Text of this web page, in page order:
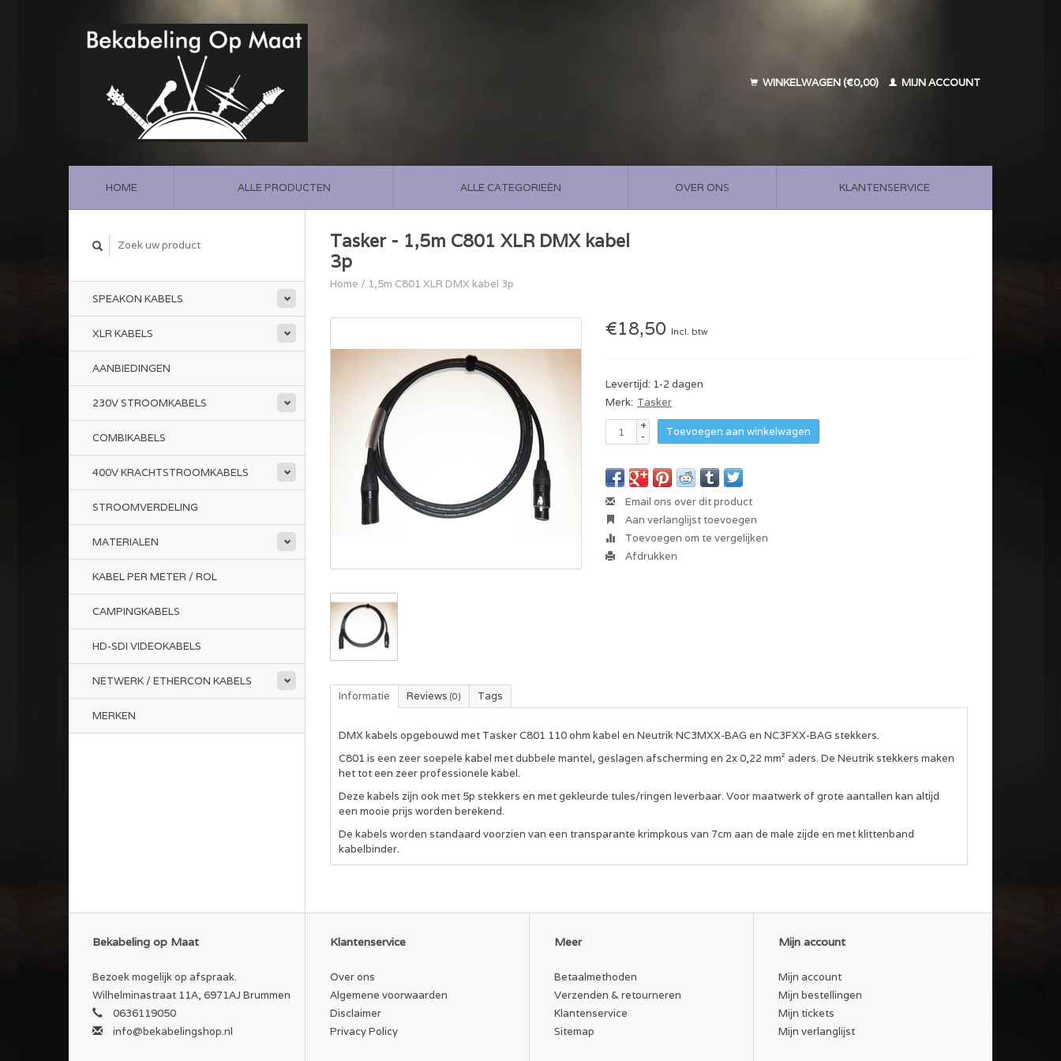
WINKELWAGEN (€0,00) MIJN ACCOUNT
HOME ALLE PRODUCTEN ALLE CATEGORIEËN OVER ONS KLANTENSERVICE
SPEAKON KABELS
XLR KABELS
AANBIEDINGEN
230V STROOMKABELS
COMBIKABELS
400V KRACHTSTROOMKABELS
STROOMVERDELING
MATERIALEN
KABEL PER METER / ROL
CAMPINGKABELS
HD-SDI VIDEOKABELS
NETWERK / ETHERCON KABELS
MERKEN
Tasker - 1,5m C801 XLR DMX kabel
3p
Home / 1,5m C801 XLR DMX kabel 3p
€18,50 Incl. btw
Levertijd: 1-2 dagen
Merk: Tasker
+
-
Toevoegen aan winkelwagen
Email ons over dit product
Aan verlanglijst toevoegen
Toevoegen om te vergelijken
Afdrukken
Informatie Reviews (0) Tags
DMX kabels opgebouwd met Tasker C801 110 ohm kabel en Neutrik NC3MXX-BAG en NC3FXX-BAG stekkers.
C801 is een zeer soepele kabel met dubbele mantel, geslagen afscherming en 2x 0,22 mm² aders. De Neutrik stekkers maken
het tot een zeer professionele kabel.
Deze kabels zijn ook met 5p stekkers en met gekleurde tules/ringen leverbaar. Voor maatwerk of grote aantallen kan altijd
een mooie prijs worden berekend.
De kabels worden standaard voorzien van een transparante krimpkous van 7cm aan de male zijde en met klittenband
kabelbinder.
Bekabeling op Maat
Bezoek mogelijk op afspraak.
Wilhelminastraat 11A, 6971AJ Brummen
0636119050
info@bekabelingshop.nl
Klantenservice
Over ons
Algemene voorwaarden
Disclaimer
Privacy Policy
Meer
Betaalmethoden
Verzenden & retourneren
Klantenservice
Sitemap
Mijn account
Mijn account
Mijn bestellingen
Mijn tickets
Mijn verlanglijst